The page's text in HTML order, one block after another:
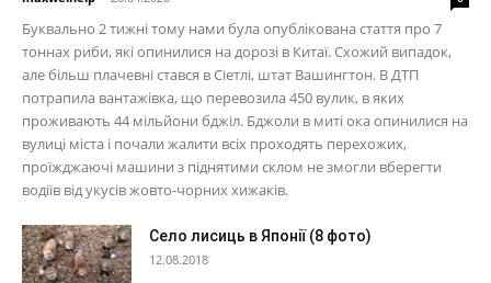
Буквально 2 тижні тому нами була опублікована стаття про 7
тоннах риби, які опинилися на дорозі в Китаї. Схожий випадок,
але більш плачевні стався в Сіетлі, штат Вашингтон. В ДТП
потрапила вантажівка, що перевозила 450 вулик, в яких
проживають 44 мільйони бджіл. Бджоли в миті ока опинилися на
вулиці міста і почали жалити всіх проходять перехожих,
проїжджаючі машини з піднятими склом не змогли вберегти
водіїв від укусів жовто-чорних хижаків.
Село лисиць в Японії (8 фото)
12.08.2018